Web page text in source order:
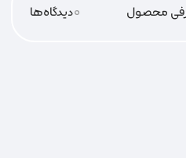
محصول 0دیدگاه‌‌ها